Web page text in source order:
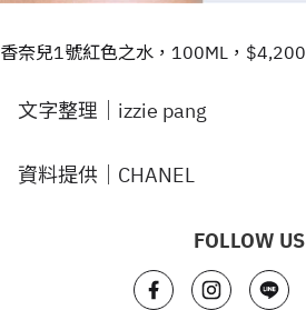
香奈兒1號紅色之水，100ML，$4,200
文字整理｜izzie pang
資料提供｜CHANEL
FOLLOW US